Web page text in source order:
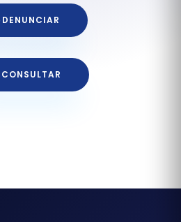
DENUNCIAR
CONSULTAR